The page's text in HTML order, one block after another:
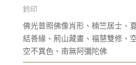
鈐印
佛光普照佛像肖形、楠竺居士、
結善緣、荊山藏畫、福慧雙修、
空不異色、南無阿彌陀佛